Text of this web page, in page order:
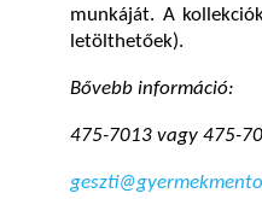
munkáját. A
letölthetőek).
Bővebb információ:
475-7013 vagy 475-